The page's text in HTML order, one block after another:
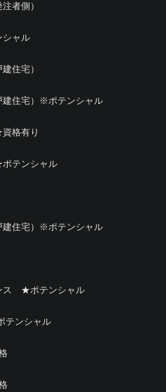
者側）
ャル
住宅）
建住宅）※ポテンシャル
格有り
テンシャル
建住宅）※ポテンシャル
ス ★ポテンシャル
テンシャル